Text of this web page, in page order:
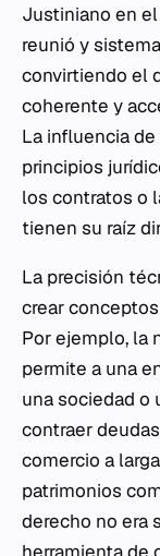
Justiniano en
reunió y
convirtiendo el
coherente y
La influencia
principios
los contratos o
tienen su raíz
La precisión
crear
Por ejemplo, la
permite a una
una sociedad o
contraer
comercio a
patrimonios
derecho no era